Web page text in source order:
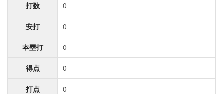
打数 0
安打 0
本塁打 0
得点 0
打点 0